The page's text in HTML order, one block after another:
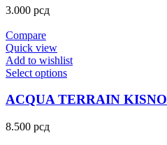
3.000 рсд
Compare
Quick view
Add to wishlist
Select options
ACQUA TERRAIN KISNO
8.500 рсд